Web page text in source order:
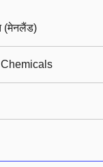
(मेनलैंड)